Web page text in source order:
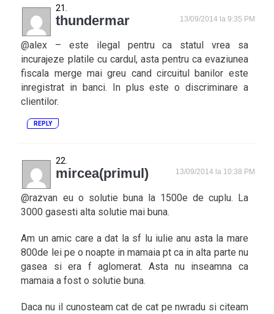
thundermar 13/09/2014 la 9:35 PM
@alex – este ilegal pentru ca statul vrea sa
incurajeze platile cu cardul, asta pentru ca evaziunea
fiscala merge mai greu cand circuitul banilor este
inregistrat in banci. In plus este o discriminare a
clientilor.
REPLY
mircea(primul) 13/09/2014 la 10:38 PM
@razvan eu o solutie buna la 1500e de cuplu. La
3000 gasesti alta solutie mai buna.
Am un amic care a dat la sf lu iulie anu asta la mare
800de lei pe o noapte in mamaia pt ca in alta parte nu
gasea si era f aglomerat. Asta nu inseamna ca
mamaia a fost o solutie buna.
Daca nu il cunosteam cat de cat pe nwradu si citeam